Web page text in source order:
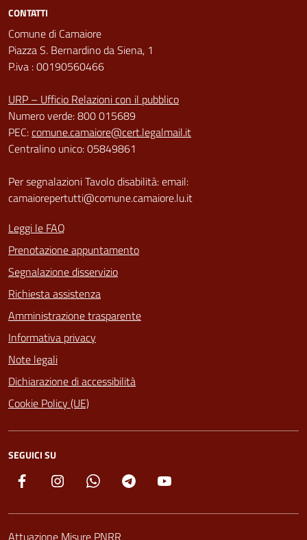
CONTATTI
Comune di Camaiore
Piazza S. Bernardino da Siena, 1
P.iva : 00190560466
URP – Ufficio Relazioni con il pubblico
Numero verde: 800 015689
PEC:comune.camaiore@cert.legalmail.it
Centralino unico: 05849861
Per segnalazioni Tavolo disabilità: email:
camaiorepertutti@comune.camaiore.lu.it
Leggi le FAQ
Prenotazione appuntamento
Segnalazione disservizio
Richiesta assistenza
Amministrazione trasparente
Informativa privacy
Note legali
Dichiarazione di accessibilità
Cookie Policy (UE)
SEGUICI SU
Facebook Instagram Whatsapp Telegram